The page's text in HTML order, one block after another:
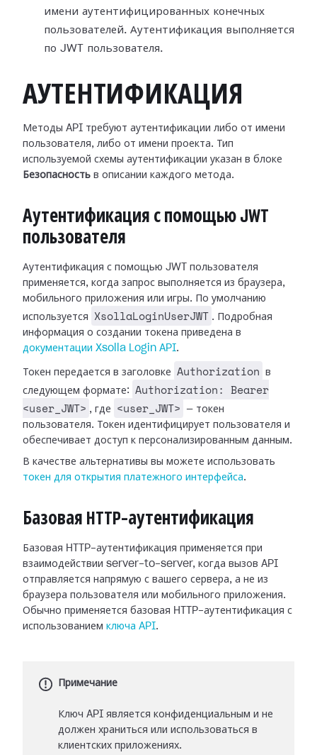
имени аутентифицированных конечных
пользователей. Аутентификация выполняется
по JWT пользователя.
АУТЕНТИФИКАЦИЯ
Методы API требуют аутентификации либо от имени
пользователя, либо от имени проекта. Тип
используемой схемы аутентификации указан в блоке
Безопасность в описании каждого метода.
Аутентификация с помощью JWT
пользователя
Аутентификация с помощью JWT пользователя
применяется, когда запрос выполняется из браузера,
мобильного приложения или игры. По умолчанию
используется
XsollaLoginUserJWT . Подробная
информация о создании токена приведена в
документации Xsolla Login API.
Токен передается в заголовке Authorization
в
следующем формате:
Authorization: Bearer
<user_JWT> , где <user_JWT>
— токен
пользователя. Токен идентифицирует пользователя и
обеспечивает доступ к персонализированным данным.
В качестве альтернативы вы можете использовать
токен для открытия платежного интерфейса.
Базовая HTTP-аутентификация
Базовая HTTP-аутентификация применяется при
взаимодействии server-to-server, когда вызов API
отправляется напрямую с вашего сервера, а не из
браузера пользователя или мобильного приложения.
Обычно применяется базовая HTTP-аутентификация с
использованием ключа API.
Примечание
Ключ API является конфиденциальным и не
должен храниться или использоваться в
клиентских приложениях.